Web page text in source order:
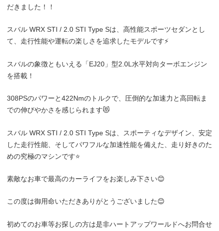
だきました！！
スバル WRX STI / 2.0 STI Type Sは、高性能スポーツセダンとし
て、走行性能や運転の楽しさを追求したモデルです⚡️
スバルの象徴ともいえる「EJ20」型2.0L水平対向ターボエンジン
を搭載！
308PSのパワーと422Nmのトルクで、圧倒的な加速力と高回転ま
での伸びやかさを感じられます😻
スバル WRX STI / 2.0 STI Type Sは、スポーティなデザイン、安定
した走行性能、そしてパワフルな加速性能を備えた、走り好きのた
めの究極のマシンです⭐️
素敵なお車で最高のカーライフをお楽しみ下さい😊
この度は御用命いただきありがとうございました😊
初めてのお車等お探しの方は是非ハートアップワールドへお問合せ